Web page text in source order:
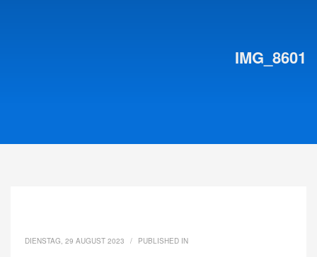
IMG_8601
DIENSTAG, 29 AUGUST 2023 / PUBLISHED IN